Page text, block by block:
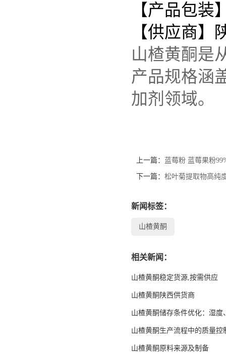
【产品包装
【供应商
山楂黄酮是
产品规格涵
加剂领域。
上一篇： 蓝莓粉 蓝莓果粉
下一篇： 松叶菊提取物高纯
新闻标签：
山楂黄酮
相关新闻：
山楂黄酮稳定货源,按需供应
山楂黄酮陕西供货商
山楂黄酮储存条件优化：湿度
山楂黄酮生产流程中的质量控
山楂黄酮原料来源及制备